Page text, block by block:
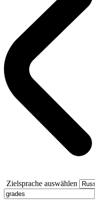
Zielsprache auswählen